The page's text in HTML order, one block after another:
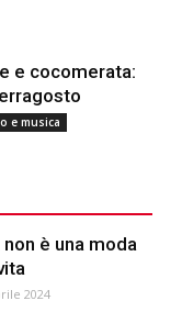
e cocomerata:
e musica
è una moda
2024